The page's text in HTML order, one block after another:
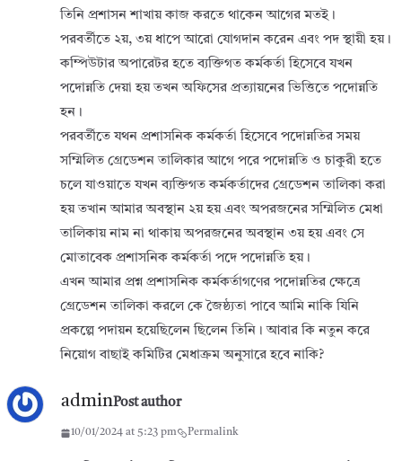
তিনি প্রশাসন শাখায় কাজ করতে থাকেন আগের মতই।
পরবর্তীতে ২য়, ৩য় ধাপে আরো যোগদান করেন এবং পদ স্থায়ী হয়।
কম্পিউটার অপারেটর হতে ব্যক্তিগত কর্মকর্তা হিসেবে যখন
পদোন্নতি দেয়া হয় তখন অফিসের প্রত্যায়নের ভিত্তিতে পদোন্নতি
হন।
পরবর্তীতে যথন প্রশাসনিক কর্মকর্তা হিসেবে পদোন্নতির সময়
সম্মিলিত গ্রেডেশন তালিকার আগে পরে পদোন্নতি ও চাকুরী হতে
চলে যাওয়াতে যখন ব্যক্তিগত কর্মকর্তাদের গ্রেডেশন তালিকা করা
হয় তখান আমার অবস্থান ২য় হয় এবং অপরজনের সম্মিলিত মেধা
তালিকায় নাম না থাকায় অপরজনের অবস্থান ৩য় হয় এবং সে
মোতাবেক প্রশাসনিক কর্মকর্তা পদে পদোন্নতি হয়।
এখন আমার প্রশ্ন প্রশাসনিক কর্মকর্তাগণের পদোন্নতির ক্ষেত্রে
গ্রেডেশন তালিকা করলে কে জৈষ্ঠ্যতা পাবে আমি নাকি যিনি
প্রকল্পে পদায়ন হয়েছিলেন ছিলেন তিনি। আবার কি নতুন করে
নিয়োগ বাছাই কমিটির মেধাক্রম অনুসারে হবে নাকি?
adminPost author
10/01/2024 at 5:23 pm Permalink